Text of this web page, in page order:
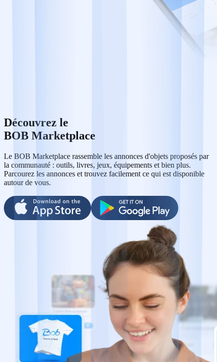
Découvrez le
BOB Marketplace
Le BOB Marketplace rassemble les annonces d'objets proposés par
la communauté : outils, livres, jeux, équipements et bien plus.
Parcourez les annonces et trouvez facilement ce qui est disponible
autour de vous.